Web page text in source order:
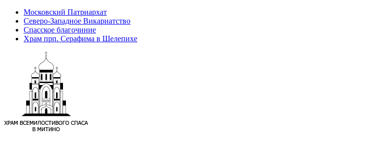
Московский Патриархат
Северо-Западное Викариатство
Спасское благочиние
Храм прп. Серафима в Шелепихе